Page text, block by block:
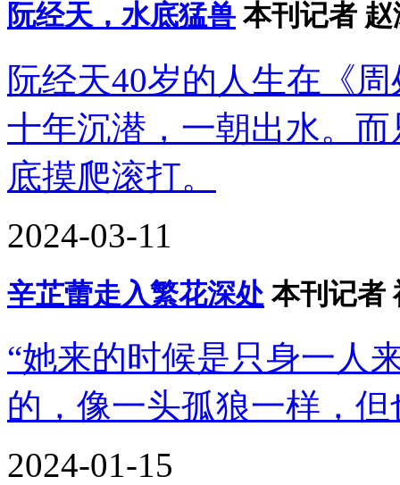
阮经天，水底猛兽 本刊记者
阮经天40岁的人生在《
十年沉潜，一朝出水。
底摸爬滚打。
2024-03-11
辛芷蕾走入繁花深处 本刊记者
“她来的时候是只身一人
的，像一头孤狼一样，但
2024-01-15